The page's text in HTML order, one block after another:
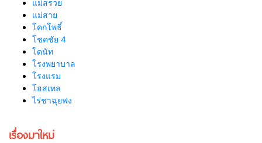
แม่สรวย
แม่สาย
โคกโพธิ์
โชคชัย 4
โดนัท
โรงพยาบาล
โรงแรม
โฮสเทล
ไร่ชาฉุยฟง
เรื่องมาใหม่